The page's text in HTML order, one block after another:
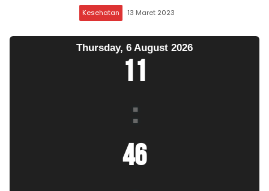
Kesehatan 13 Maret 2023
Thursday, 6 August 2026
11
:
46